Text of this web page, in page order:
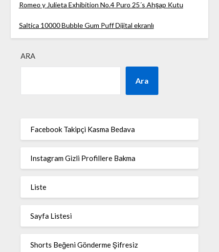
Romeo y Julieta Exhibition No.4 Puro 25´s Ahşap Kutu
Saltica 10000 Bubble Gum Puff Dijital ekranlı
ARA
Ara
Facebook Takipçi Kasma Bedava
Instagram Gizli Profillere Bakma
Liste
Sayfa Listesi
Shorts Beğeni Gönderme Şifresiz